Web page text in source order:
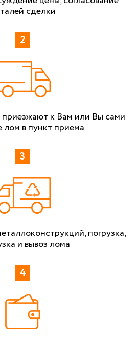
сделки
к Вам или Вы сами
лом в пункт приема.
погрузка,
и вывоз лома